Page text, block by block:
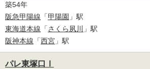
築54年
阪急甲陽線 「甲陽園 」駅
東海道本線 「さくら夙川
」駅
阪神本線 「西宮 」駅
パレ東塚口Ⅰ